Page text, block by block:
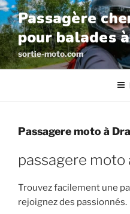
Aller
au
contenu
principal
Passagère
pour balades
sortie-moto.com
Passagere moto à
passagere moto
Trouvez facilement une
rejoignez des passionnés.